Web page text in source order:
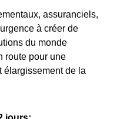
assuranciels,
à créer de
du monde
route pour une
élargissement de la